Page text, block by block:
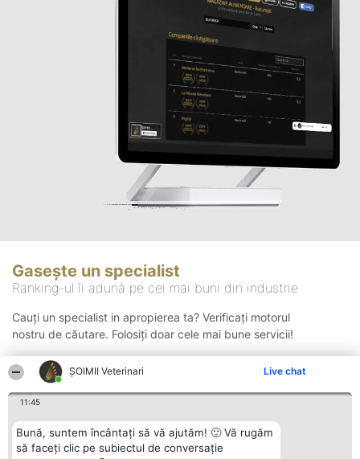
ȘOIMII Veterinari Live chat
11:45
Bună, suntem încântați să vă ajutăm! 🙂 Vă rugăm
să faceți clic pe subiectul de conversație
Gasește un specialist
Ranking-ul îi adună pe cei mai buni din industrie
Cauți un specialist in apropierea ta? Verificați motorul
nostru de căutare. Folosiți doar cele mai bune servicii!